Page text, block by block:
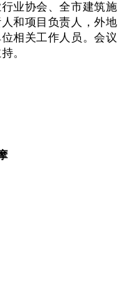
业协会、全市建筑施
和项目负责人，外地
相关工作人员。会议
。